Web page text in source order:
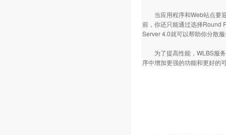
当应用程序和Web站点要迎
前，你还只能通过选择Round
Server 4.0就可以帮助你分散
为了提高性能，WLBS服务
序中增加更强的功能和更好的